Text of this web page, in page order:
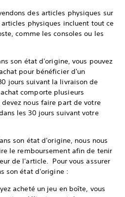
des articles physiques sur
physiques incluent tout ce
comme les consoles ou les
son état d'origine, vous pouvez
pour bénéficier d'un
jours suivant la livraison de
comporte plusieurs
nous faire part de votre
les 30 jours suivant votre
son état d'origine, nous nous
le remboursement afin de tenir
de l'article. Pour vous assurer
son état d'origine :
acheté un jeu en boîte, vous